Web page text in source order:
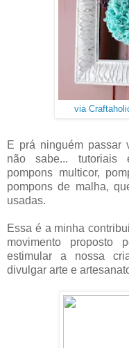
via
E prá ninguém passar
não sabe... tutoriais
pompons multicor,
pompons de malha,
usadas.
Essa é a minha
movimento proposto
estimular a nossa
divulgar arte e